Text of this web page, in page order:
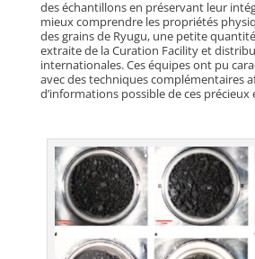
des échantillons en préservant leur
mieux comprendre les propriétés
des grains de Ryugu, une petite
extraite de la Curation Facility et
internationales. Ces équipes ont pu
avec des techniques complémentaires
d’informations possible de ces précieux